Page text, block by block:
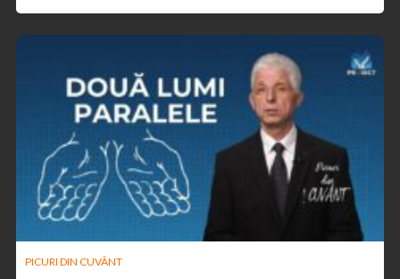
PICURI DIN CUVÂNT